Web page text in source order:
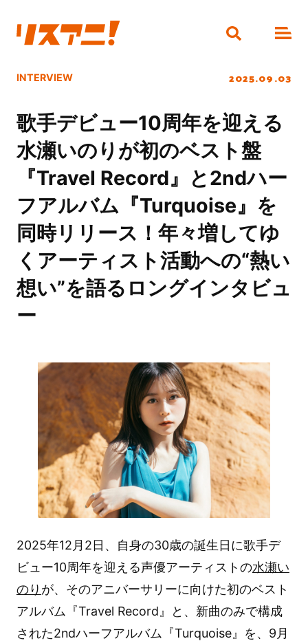
INTERVIEW 2025.09.03
歌手デビュー10周年を迎える
水瀬いのりが初のベスト盤
『Travel Record』と2ndハー
フアルバム『Turquoise』を
同時リリース！年々増してゆ
くアーティスト活動への“熱い
想い”を語るロングインタビュ
ー
2025年12月2日、自身の30歳の誕生日に歌手デ
ビュー10周年を迎える声優アーティストの水瀬い
のり が、そのアニバーサリーに向けた初のベスト
アルバム『Travel Record』と、新曲のみで構成
された2ndハーフアルバム『Turquoise』を、9月